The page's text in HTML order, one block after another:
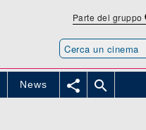
Parte del gruppo
News  